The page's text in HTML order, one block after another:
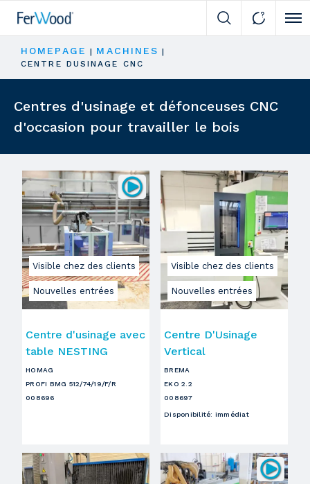
HOMEPAGE | MACHINES |
CENTRE DUSINAGE CNC
Centres d'usinage et défonceuses CNC
d'occasion pour travailler le bois
Nouvelles entrées
Visible chez des clients
Centre d'usinage avec
table NESTING
HOMAG
PROFI BMG 512/74/19/F/R
008696
Nouvelles entrées
Visible chez des clients
Centre D'Usinage
Vertical
BREMA
EKO 2.2
008697
Disponibilité: immédiat